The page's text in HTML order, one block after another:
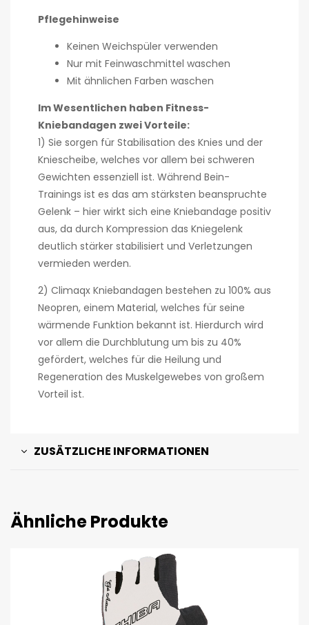
Pflegehinweise
Keinen Weichspüler verwenden
Nur mit Feinwaschmittel waschen
Mit ähnlichen Farben waschen
Im Wesentlichen haben Fitness-
Kniebandagen zwei Vorteile:
1) Sie sorgen für Stabilisation des Knies und der
Kniescheibe, welches vor allem bei schweren
Gewichten essenziell ist. Während Bein-
Trainings ist es das am stärksten beanspruchte
Gelenk – hier wirkt sich eine Kniebandage positiv
aus, da durch Kompression das Kniegelenk
deutlich stärker stabilisiert und Verletzungen
vermieden werden.
2) Climaqx Kniebandagen bestehen zu 100% aus
Neopren, einem Material, welches für seine
wärmende Funktion bekannt ist. Hierdurch wird
vor allem die Durchblutung um bis zu 40%
gefördert, welches für die Heilung und
Regeneration des Muskelgewebes von großem
Vorteil ist.
ZUSÄTZLICHE INFORMATIONEN
Ähnliche Produkte